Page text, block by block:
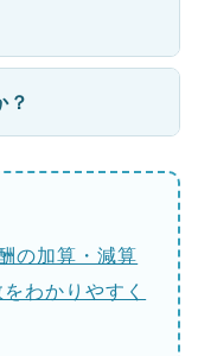
？
の加算・減算
わかりやすく